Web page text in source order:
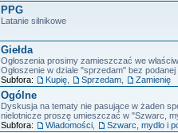
PPG
Latanie silnikowe
Giełda
Ogłoszenia prosimy zamieszczać we
Ogłoszenie w dziale "sprzedam" bez
Subfora:
Kupię Sprzedam Zamienię
Ogólne
Dyskusja na tematy nie pasujące w żaden
nielotnicze proszę umieszczać w "Szwarc,
Subfora:
Wiadomości Szwarc, mydlo i